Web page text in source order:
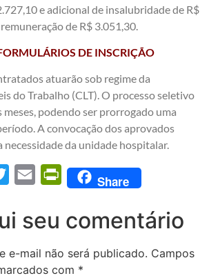
e adicional de insalubridade de R$
de R$ 3.051,30.
DE INSCRIÇÃO
atuarão sob regime da
do Trabalho (CLT). O processo seletivo
meses, podendo ser prorrogado uma
A convocação dos aprovados
da unidade hospitalar.
Twitter Email PrintFriendly
Share
seu comentário
e-mail não será publicado. Campos
com *